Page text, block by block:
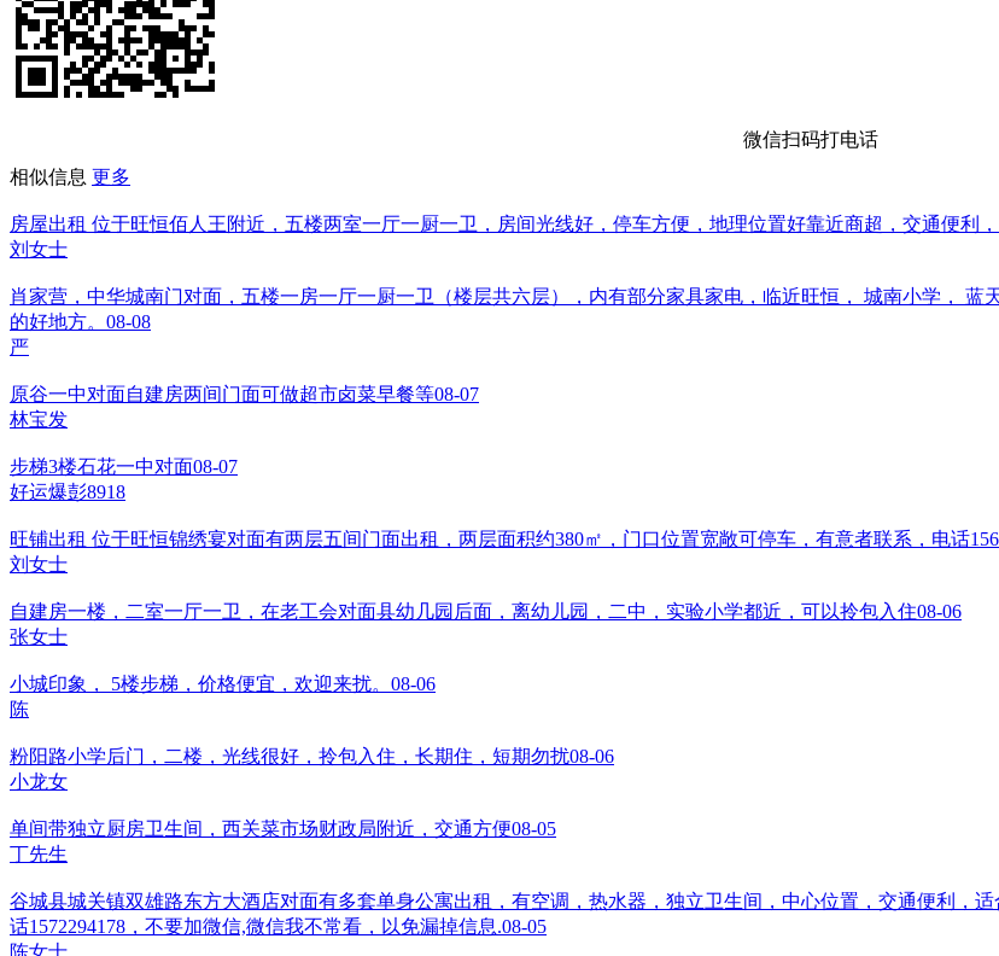
微信扫码打电话
相似信息 更多
房屋出租 位于旺恒佰人王附近，五楼两室一厅一厨一卫，房间光线好，停车方便，地理位置好靠近商超，交通便利
刘女士
肖家营，中华城南门对面，五楼一房一厅一厨一卫（楼层共六层），内有部分家具家电，临近旺恒， 城南小学，
的好地方。 08-08
严
原谷一中对面自建房两间门面可做超市卤菜早餐等08-07
林宝发
步梯3楼石花一中对面08-07
好运爆彭8918
旺铺出租 位于旺恒锦绣宴对面有两层五间门面出租，两层面积约380㎡，门口位置宽敞可停车，有意者联系，电话
刘女士
自建房一楼，二室一厅一卫，在老工会对面县幼几园后面，离幼儿园，二中，实验小学都近，可以拎包入住08-06
张女士
小城印象， 5楼步梯，价格便宜，欢迎来扰。 08-06
陈
粉阳路小学后门，二楼，光线很好，拎包入住，长期住，短期勿扰08-06
小龙女
单间带独立厨房卫生间，西关菜市场财政局附近，交通方便08-05
丁先生
谷城县城关镇双雄路东方大酒店对面有多套单身公寓出租，有空调，热水器，独立卫生间，中心位置，交通便利，
话1572294178，不要加微信,微信我不常看，以免漏掉信息.08-05
陈女士